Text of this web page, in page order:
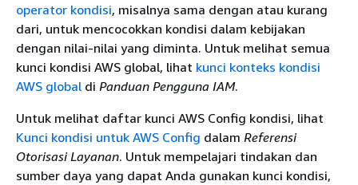
operator kondisi, misalnya sama dengan atau kurang
dari, untuk mencocokkan kondisi dalam kebijakan
dengan nilai-nilai yang diminta. Untuk melihat semua
kunci kondisi AWS global, lihat kunci konteks kondisi
AWS global di Panduan Pengguna IAM.
Untuk melihat daftar kunci AWS Config kondisi, lihat
Kunci kondisi untuk AWS Config dalam Referensi
Otorisasi Layanan. Untuk mempelajari tindakan dan
sumber daya yang dapat Anda gunakan kunci kondisi,